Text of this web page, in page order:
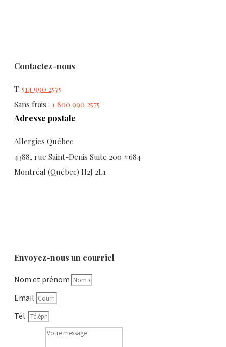
Contactez-nous
T. 514 990 2575
Sans frais : 1 800 990 2575
Adresse postale
Allergies Québec
4388, rue Saint-Denis Suite 200 #684
Montréal (Québec) H2J 2L1
Envoyez-nous un courriel
Nom et prénom
Email
Tél.